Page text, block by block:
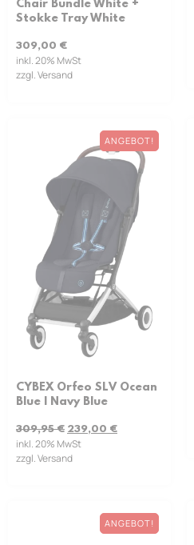
Chair Bundle White +
Stokke Tray White
309,00 €
inkl. 20% MwSt
zzgl. Versand
ANGEBOT!
CYBEX Orfeo SLV Ocean
Blue | Navy Blue
309,95€ 239,00 €
inkl. 20% MwSt
zzgl. Versand
ANGEBOT!